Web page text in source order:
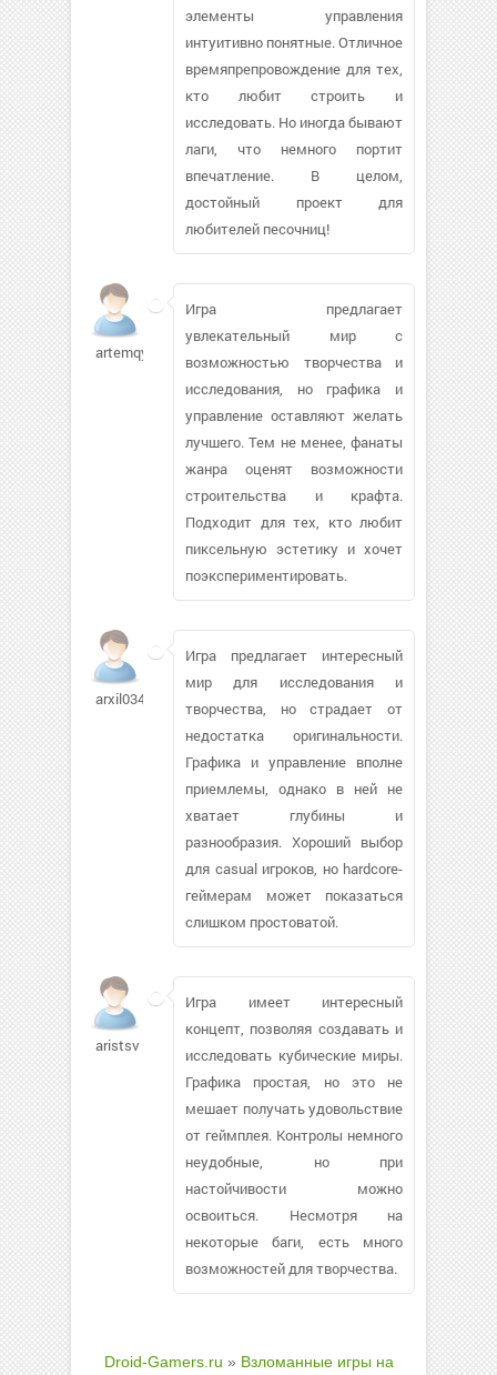
элементы управления
интуитивно понятные. Отличное
времяпрепровождение для тех,
кто любит строить и
исследовать. Но иногда бывают
лаги, что немного портит
впечатление. В целом,
достойный проект для
любителей песочниц!
artemqymu112
Игра предлагает
увлекательный мир с
возможностью творчества и
исследования, но графика и
управление оставляют желать
лучшего. Тем не менее, фанаты
жанра оценят возможности
строительства и крафта.
Подходит для тех, кто любит
пиксельную эстетику и хочет
поэкспериментировать.
arxil0343
Игра предлагает интересный
мир для исследования и
творчества, но страдает от
недостатка оригинальности.
Графика и управление вполне
приемлемы, однако в ней не
хватает глубины и
разнообразия. Хороший выбор
для casual игроков, но hardcore-
геймерам может показаться
слишком простоватой.
aristsv
Игра имеет интересный
концепт, позволяя создавать и
исследовать кубические миры.
Графика простая, но это не
мешает получать удовольствие
от геймплея. Контролы немного
неудобные, но при
настойчивости можно
освоиться. Несмотря на
некоторые баги, есть много
возможностей для творчества.
Droid-Gamers.ru » Взломанные игры на